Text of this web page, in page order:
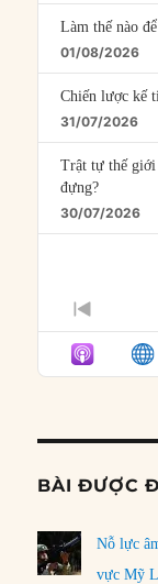
Làm thế nào
01/08/2026
Chiến lược kế
31/07/2026
Trật tự thế giới
đựng?
30/07/2026
BÀI ĐƯỢC
Nỗ lực
vực Mỹ